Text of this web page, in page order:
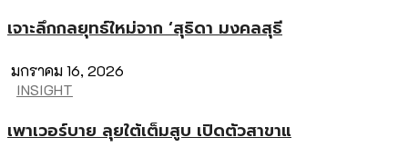
เจาะลึกกลยุทธ์ใหม่จาก ‘สุธิดา มงคลสุธี
มกราคม 16, 2026
INSIGHT
เพาเวอร์บาย ลุยใต้เต็มสูบ เปิดตัวสาขาแ